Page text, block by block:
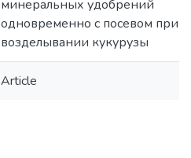
минеральных удобрений
одновременно с посевом при
возделывании кукурузы
Article